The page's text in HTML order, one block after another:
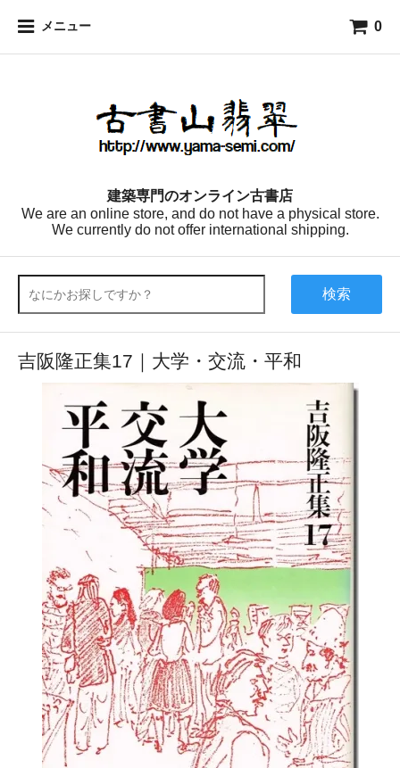
メニュー 0
建築専門のオンライン古書店
We are an online store, and do not have a physical store.
We currently do not offer international shipping.
検索
吉阪隆正集17｜大学・交流・平和